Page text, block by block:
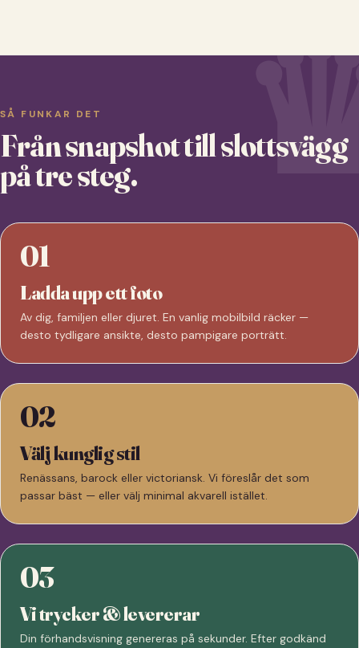
SÅ FUNKAR DET
Från snapshot till slottsvägg
på tre steg.
01
Ladda upp ett foto
Av dig, familjen eller djuret. En vanlig mobilbild räcker —
desto tydligare ansikte, desto pampigare porträtt.
02
Välj kunglig stil
Renässans, barock eller victoriansk. Vi föreslår det som
passar bäst — eller välj minimal akvarell istället.
03
Vi trycker & levererar
Din förhandsvisning genereras på sekunder. Efter godkänd